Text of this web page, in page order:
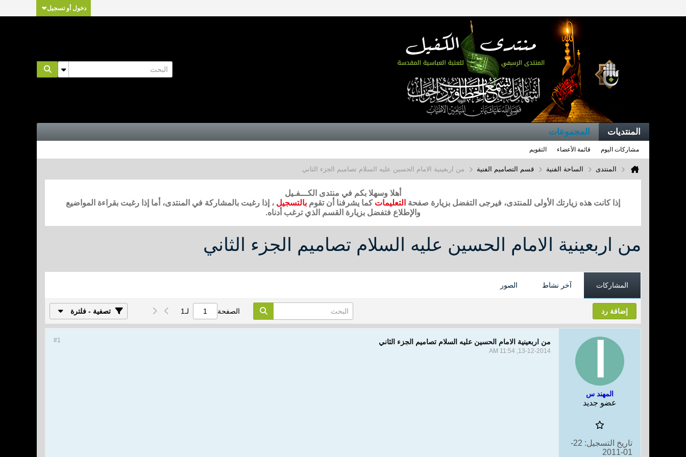
دخول أو تسجيل
المنتديات المجموعات
مشاركات اليوم قائمة الأعضاء التقويم
المنتدى الساحة الفنية قسم التصاميم الفنية من اربعينية الامام الحسين عليه السلام تصاميم الجزء الثاني
أهلا وسهلا بكم في منتدى الكـــفـيل
إذا كانت هذه زيارتك الأولى للمنتدى، فيرجى التفضل بزيارة صفحة التعليمات كما يشرفنا أن تقوم بالتسجيل ، إذا رغبت بالمشاركة في المنتدى، أما إذا رغبت بقراءة المواضيع
والإطلاع فتفضل بزيارة القسم الذي ترغب أدناه.
من اربعينية الامام الحسين عليه السلام تصاميم الجزء الثاني
المشاركات آخر نشاط الصور
إضافة رد الصفحة لـ1 تصفية - فلترة
المهند س
عضو جديد
تاريخ التسجيل:
22-
01-2011
#1 من اربعينية الامام الحسين عليه السلام تصاميم الجزء الثاني
13-12-2014, 11:54 AM